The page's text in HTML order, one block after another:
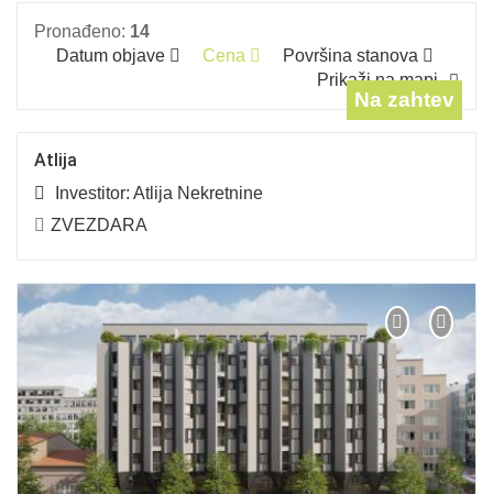
Pronađeno: 14
Datum objave
Cena
Površina stanova
Prikaži na mapi
Na zahtev
Atlija
Investitor: Atlija Nekretnine
ZVEZDARA